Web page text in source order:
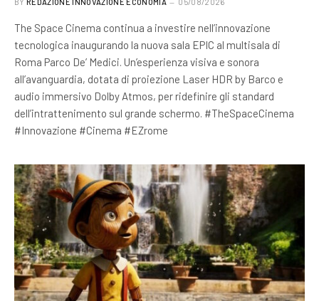
The Space Cinema continua a investire nell’innovazione
tecnologica inaugurando la nuova sala EPIC al multisala di
Roma Parco De’ Medici. Un’esperienza visiva e sonora
all’avanguardia, dotata di proiezione Laser HDR by Barco e
audio immersivo Dolby Atmos, per ridefinire gli standard
dell’intrattenimento sul grande schermo. #TheSpaceCinema
#Innovazione #Cinema #EZrome